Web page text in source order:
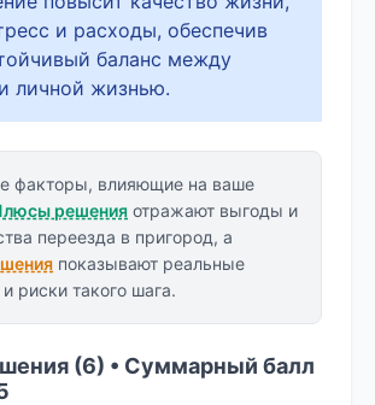
и расходы, обеспечив
баланс между
личной жизнью.
факторы, влияющие на ваше
решения отражают выгоды и
переезда в пригород, а
показывают реальные
риски такого шага.
(6) • Суммарный балл